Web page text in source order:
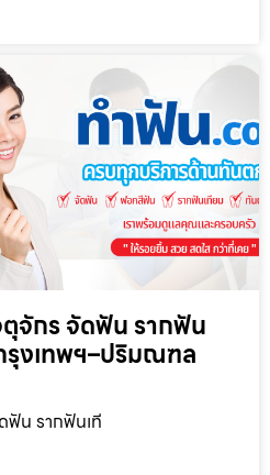
จักร จัดฟัน รากฟัน
งเทพฯ–ปริมณฑล
น รากฟันเที